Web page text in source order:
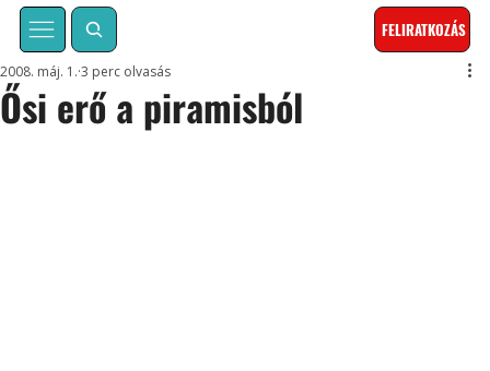
FELIRATKOZÁS
Ősi erő a piramisból
2008. máj. 1. 3 perc olvasás